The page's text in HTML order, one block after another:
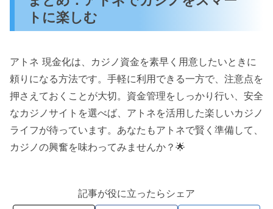
トに楽しむ
アトネ 現金化は、カジノ資金を素早く用意したいときに
頼りになる方法です。手軽に利用できる一方で、注意点を
押さえておくことが大切。資金管理をしっかり行い、安全
なカジノサイトを選べば、アトネを活用した楽しいカジノ
ライフが待っています。あなたもアトネで賢く準備して、
カジノの興奮を味わってみませんか？🌟
記事が役に立ったらシェア